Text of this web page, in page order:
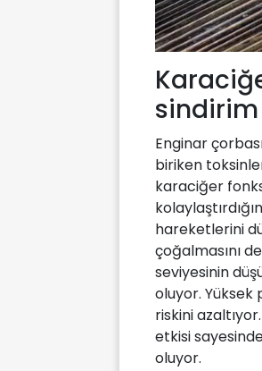
Enginar
biriken
karaciğer
hareketlerini
çoğalmasını
seviyesinin
oluyor. Yüksek
riskini
etkisi
oluyor.